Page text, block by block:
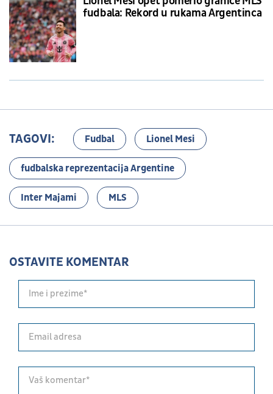
fudbala: Rekord u rukama Argentinca
TAGOVI: Fudbal Lionel Mesi
fudbalska reprezentacija Argentine
Inter Majami MLS
OSTAVITE KOMENTAR